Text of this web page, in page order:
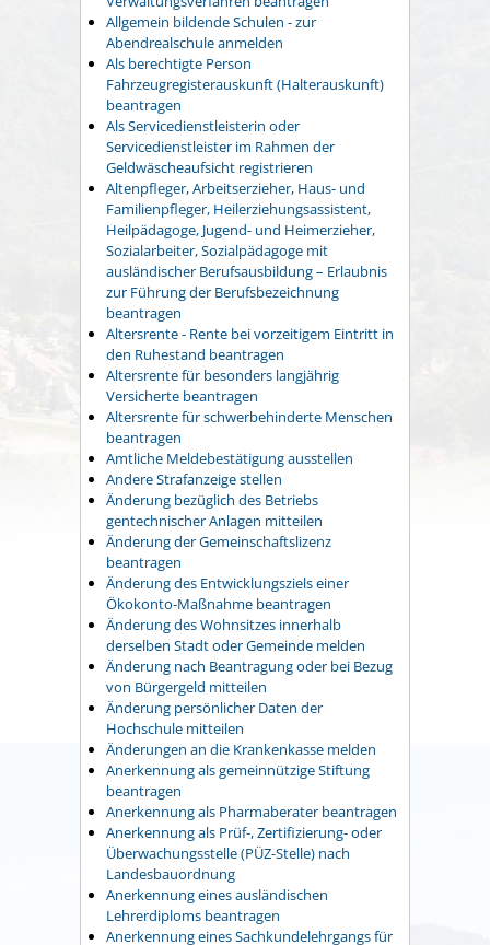
Allgemein bildende Schulen - zur
Abendrealschule anmelden
Als berechtigte Person
Fahrzeugregisterauskunft (Halterauskunft)
beantragen
Als Servicedienstleisterin oder
Servicedienstleister im Rahmen der
Geldwäscheaufsicht registrieren
Altenpfleger, Arbeitserzieher, Haus- und
Familienpfleger, Heilerziehungsassistent,
Heilpädagoge, Jugend- und Heimerzieher,
Sozialarbeiter, Sozialpädagoge mit
ausländischer Berufsausbildung – Erlaubnis
zur Führung der Berufsbezeichnung
beantragen
Altersrente - Rente bei vorzeitigem Eintritt in
den Ruhestand beantragen
Altersrente für besonders langjährig
Versicherte beantragen
Altersrente für schwerbehinderte Menschen
beantragen
Amtliche Meldebestätigung ausstellen
Andere Strafanzeige stellen
Änderung bezüglich des Betriebs
gentechnischer Anlagen mitteilen
Änderung der Gemeinschaftslizenz
beantragen
Änderung des Entwicklungsziels einer
Ökokonto-Maßnahme beantragen
Änderung des Wohnsitzes innerhalb
derselben Stadt oder Gemeinde melden
Änderung nach Beantragung oder bei Bezug
von Bürgergeld mitteilen
Änderung persönlicher Daten der
Hochschule mitteilen
Änderungen an die Krankenkasse melden
Anerkennung als gemeinnützige Stiftung
beantragen
Anerkennung als Pharmaberater beantragen
Anerkennung als Prüf-, Zertifizierung- oder
Überwachungsstelle (PÜZ-Stelle) nach
Landesbauordnung
Anerkennung eines ausländischen
Lehrerdiploms beantragen
Anerkennung eines Sachkundelehrgangs für